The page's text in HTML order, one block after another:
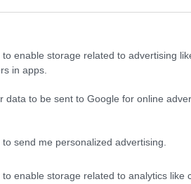
enable storage related to advertising
in apps.
data to be sent to Google for online
send me personalized advertising.
enable storage related to analytics like